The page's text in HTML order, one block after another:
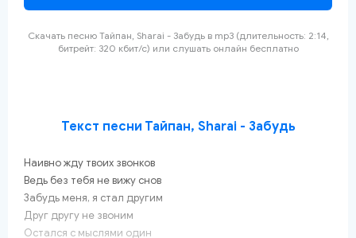
Скачать песню Тайпан, Sharai - Забудьв mp3 (длительность: 2:14,
битрейт: 320 кбит/с) или слушать онлайн бесплатно
Текст песни Тайпан, Sharai - Забудь
Наивно жду твоих звонков
Ведь без тебя не вижу снов
Забудь меня, я стал другим
Друг другу не звоним
Остался с мыслями один